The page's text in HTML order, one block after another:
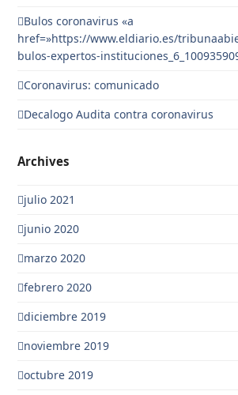
Bulos coronavirus «a
href=»https://www.eldiario.es/
bulos-expertos-
Coronavirus: comunicado
Decalogo Audita contra coronavirus
Archives
julio 2021
junio 2020
marzo 2020
febrero 2020
diciembre 2019
noviembre 2019
octubre 2019